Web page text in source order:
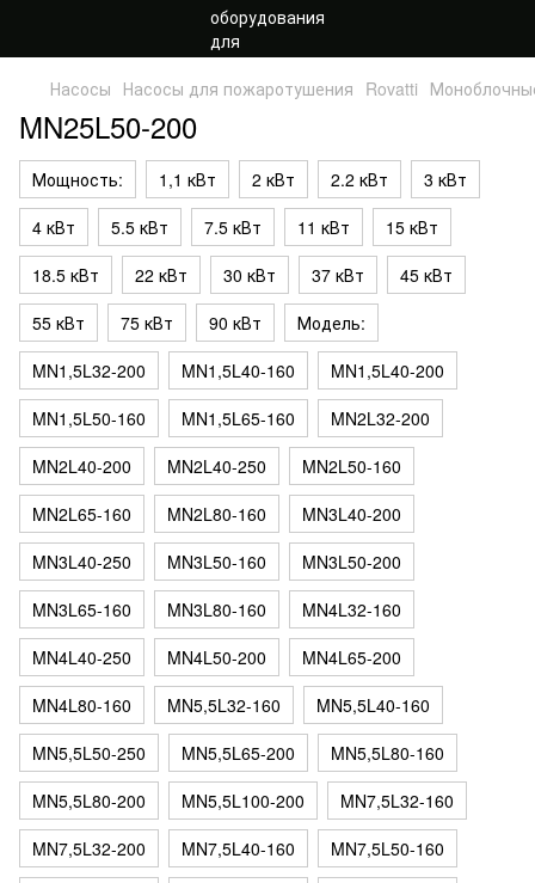
Насосы Насосы для пожаротушения Rovatti
MN25L50-200
Мощность: 1,1 кВт 2 кВт 2.2 кВт
3 кВт
4 кВт
5.5 кВт 7.5 кВт 11 кВт
15 кВт
18.5 кВт
22 кВт 30 кВт 37 кВт
45 кВт
55 кВт
75 кВт 90 кВт
Модель:
MN1,5L32-200
MN1,5L40-160
MN1,5L40-200
MN1,5L50-160
MN1,5L65-160
MN2L32-200
MN2L40-200
MN2L40-250
MN2L50-160
MN2L65-160
MN2L80-160
MN3L40-200
MN3L40-250
MN3L50-160
MN3L50-200
MN3L65-160
MN3L80-160
MN4L32-160
MN4L40-250
MN4L50-200
MN4L65-200
MN4L80-160
MN5,5L32-160
MN5,5L40-160
MN5,5L50-250
MN5,5L65-200
MN5,5L80-160
MN5,5L80-200
MN5,5L100-200
MN7,5L32-160
MN7,5L32-200
MN7,5L40-160
MN7,5L50-160